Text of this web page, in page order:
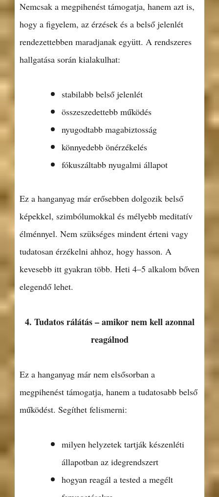
Nemcsak a megpihenést támogatja, hanem azt is,
hogy a figyelem, az érzések és a belső jelenlét
rendezettebben maradjanak együtt. A rendszeres
hallgatása során kialakulhat:
stabilabb belső jelenlét
összeszedettebb működés
nyugodtabb magabiztosság
könnyedebb önérzékelés
fókuszáltabb nyugalmi állapot
Ez a hanganyag már erősebben dolgozik belső
képekkel, szimbólumokkal és mélyebb meditatív
élménnyel. Nem szükséges mindent érteni vagy
tudatosan érzékelni ahhoz, hogy hasson. A
kevesebb itt gyakran több. Heti 4–5 alkalom bőven
elegendő lehet.
4. Tudatos rálátás – amikor nem kell azonnal
reagálnod
Ez a hanganyag már nem elsősorban a
megpihenést támogatja, hanem a tudatosabb belső
működést. Segíthet felismerni:
milyen helyzetek tartják készenléti
állapotban az idegrendszert
hogyan reagál a tested a megélt